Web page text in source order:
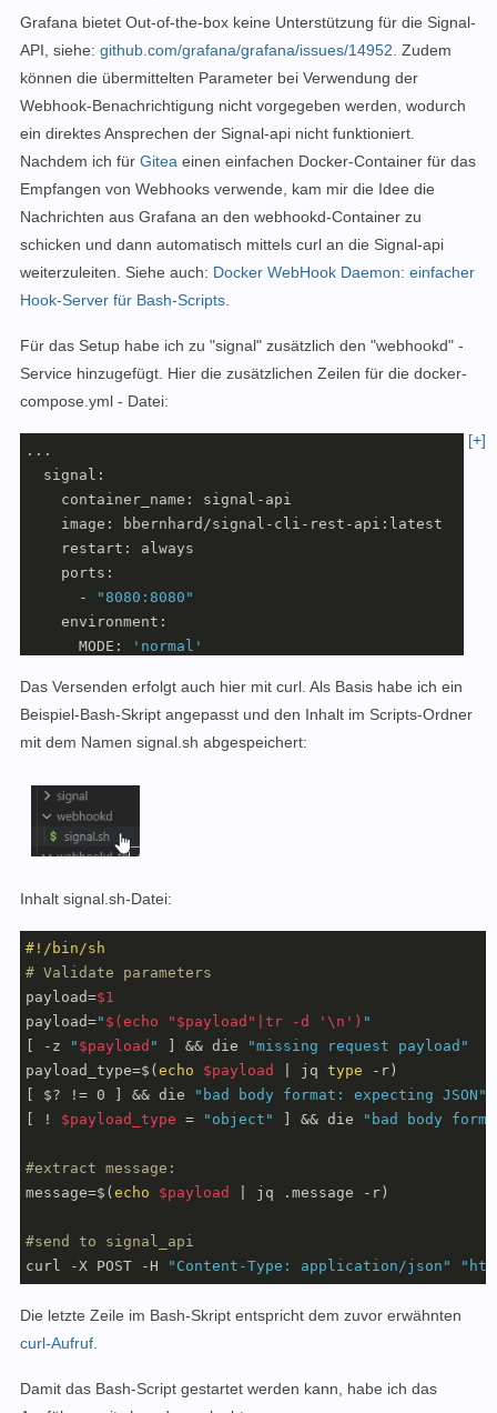
Grafana bietet Out-of-the-box keine Unterstützung für die Signal-
API, siehe: github.com/grafana/grafana/issues/14952 Zudem
können die übermittelten Parameter bei Verwendung der
Webhook-Benachrichtigung nicht vorgegeben werden, wodurch
ein direktes Ansprechen der Signal-api nicht funktioniert.
Nachdem ich für Gitea einen einfachen Docker-Container für das
Empfangen von Webhooks verwende, kam mir die Idee die
Nachrichten aus Grafana an den webhookd-Container zu
schicken und dann automatisch mittels curl an die Signal-api
weiterzuleiten. Siehe auch: Docker WebHook Daemon: einfacher
Hook-Server für Bash-Scripts
Für das Setup habe ich zu "signal" zusätzlich den "webhookd" -
Service hinzugefügt. Hier die zusätzlichen Zeilen für die docker-
compose.yml - Datei:
[+]
...
  signal:
    container_name: signal-api
    image: bbernhard/signal-cli-rest-api:latest
    restart: always
    ports:
      -
"8080:8080"
    environment:
      MODE:
'normal'
      -
"./signal:/home/.local/share/signal-cli"
  webhookd:
    hostname: webhookd
    container_name: webhookd
    restart: always
    volumes:
     - ./webhookd_tmp:/tmp
      WHD_LISTEN_ADDR:
      WHD_SCRIPTS: /scripts
      WHD_HOOK_TIMEOUT:
Das Versenden erfolgt auch hier mit curl. Als Basis habe ich ein
Beispiel-Bash-Skript angepasst und den Inhalt im Scripts-Ordner
mit dem Namen signal.sh abgespeichert:
Inhalt signal.sh-Datei:
#!/bin/sh
# Validate parameters
payload=$1
payload=" $(echo "$payload"|tr -d '\n') "
[ -z
" $payload " ] && die
"missing request payload"
payload_type=$(echo $payload | jq type -r)
[ $? != 0 ] && die
"bad body format: expecting JSON"
[ ! $payload_type = "object" ] && die "bad body
#extract message:
message=$(echo $payload | jq .message -r)
#send to signal_api
curl -X POST -H
"Content-Type: application/json"
Die letzte Zeile im Bash-Skript entspricht dem zuvor erwähnten
curl-Aufruf
Damit das Bash-Script gestartet werden kann, habe ich das